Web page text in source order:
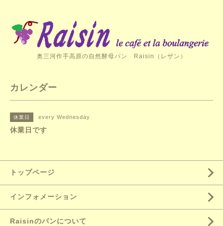
奥三河作手高原の自然酵母パン Raisin（レザン）
カレンダー
休業日 every Wednesday
休業日です
トップページ
インフォメーション
Raisinのパンについて